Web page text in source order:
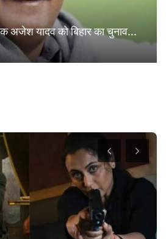
अजेश यादव को बिहार का चुनाव...